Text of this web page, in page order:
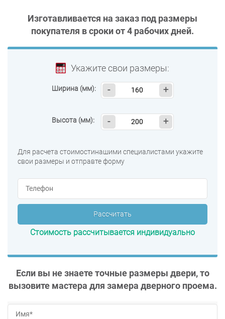
Изготавливается на заказ под размеры
покупателя в сроки от4 рабочих дней.
Укажите свои размеры:
Ширина (мм): - +
Высота (мм): - +
Для расчета стоимостинашими специалистами укажите
свои размеры и отправте форму
Рассчитать
Стоимость рассчитывается индивидуально
Если вы не знаете точные размеры двери, то
вызовите мастера для замера дверного проема.